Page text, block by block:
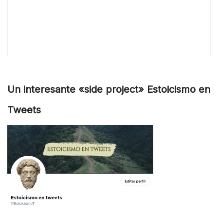
Un interesante «side project» Estoicismo en
Tweets